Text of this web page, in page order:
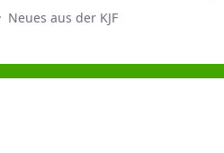
Neues aus der KJF